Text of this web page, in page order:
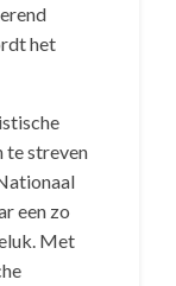
het
te streven
een zo
Met